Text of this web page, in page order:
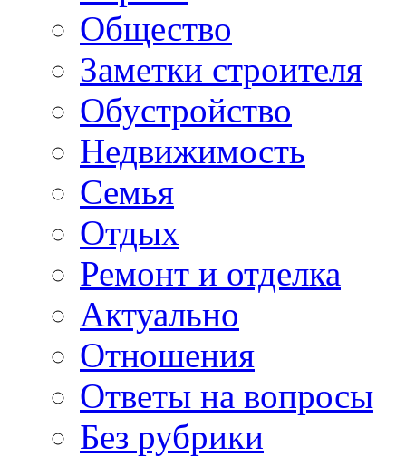
Общество
Заметки строителя
Обустройство
Недвижимость
Семья
Отдых
Ремонт и отделка
Актуально
Отношения
Ответы на вопросы
Без рубрики